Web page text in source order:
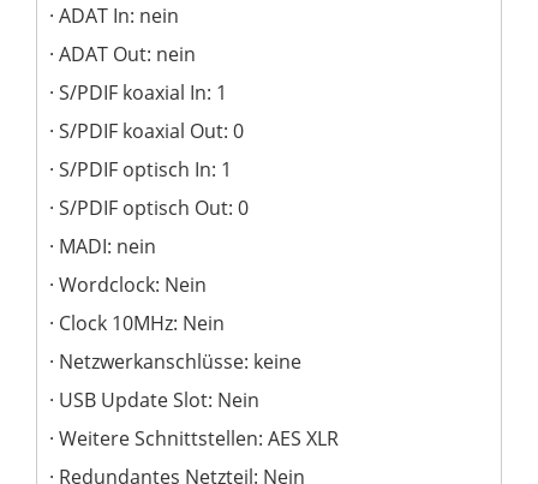
ADAT In: nein
ADAT Out: nein
S/PDIF koaxial In: 1
S/PDIF koaxial Out: 0
S/PDIF optisch In: 1
S/PDIF optisch Out: 0
MADI: nein
Wordclock: Nein
Clock 10MHz: Nein
Netzwerkanschlüsse: keine
USB Update Slot: Nein
Weitere Schnittstellen: AES XLR
Redundantes Netzteil: Nein